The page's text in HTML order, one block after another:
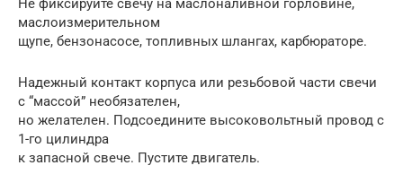
Не фиксируйте свечу на маслоналивной горловине,
маслоизмерительном
щупе, бензонасосе, топливных шлангах, карбюраторе.
Надежный контакт корпуса или резьбовой части свечи
с “массой” необязателен,
но желателен. Подсоедините высоковольтный провод с
1-го цилиндра
к запасной свече. Пустите двигатель.